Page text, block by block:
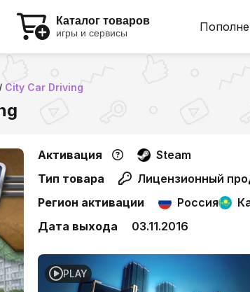
Каталог товаров
игры и сервисы
City Car Driving
Активация
Steam
Тип товара
Лицензионный
Регион активации
Россия
Дата выхода
03.11.2016
PLAY